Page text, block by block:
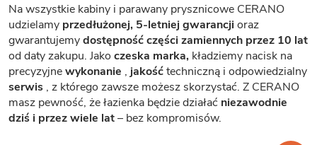
Na wszystkie kabiny i parawany prysznicowe CERANO
udzielamy przedłużonej, 5-letniej gwarancjioraz
gwarantujemydostępność części zamiennych przez 10 lat
od daty zakupu. Jako czeska marka, kładziemy nacisk na
precyzyjnewykonanie , jakośćtechniczną i odpowiedzialny
serwis , z którego zawsze możesz skorzystać. Z CERANO
masz pewność, że łazienka będzie działać niezawodnie
dziś i przez wiele lat– bez kompromisów.